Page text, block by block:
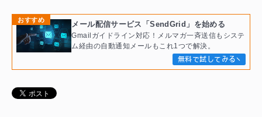
おすすめ
メール配信サービス「SendGrid」を始める
Gmailガイドライン対応！メルマガ一斉送信もシステ
ム経由の自動通知メールもこれ1つで解決。
無料で試してみる